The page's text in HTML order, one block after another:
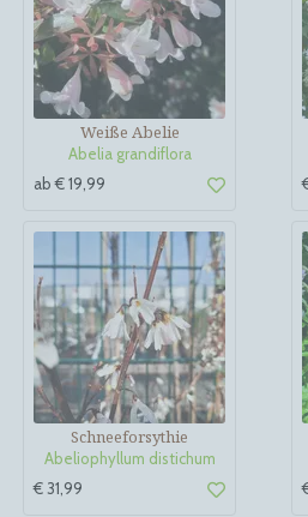
Weiße Abelie
Abelia grandiflora
ab € 19,99
Schneeforsythie
Abeliophyllum distichum
€ 31,99